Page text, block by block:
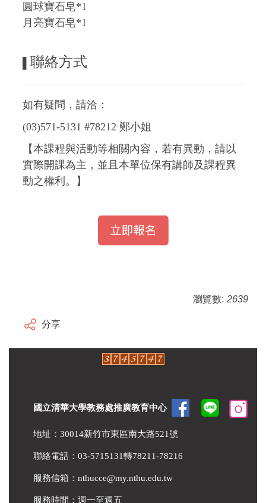
圓球寶石皂*1
月亮寶石皂*1
聯絡方式
如有疑問，請洽：
(03)571-5131 #78212 鄭小姐
【本課程與活動等相關內容，若有異動，請以
實際開課為主，並且本單位保有講師及課程異
動之權利。】
瀏覽數: 2639
分享
國立清華大學教務處推廣教育中心
地址：30014新竹市東區南大路521號
聯絡電話：03-5715131轉78211-78216
服務信箱： nthucce@my.nthu.edu.tw
服務時間：週一至週五